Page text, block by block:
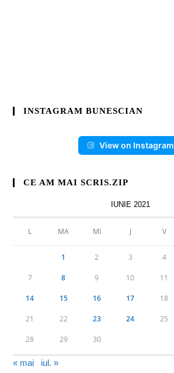
INSTAGRAM BUNESCIAN
View on Instagram
CE AM MAI SCRIS.ZIP
IUNIE 2021
L MA MI J V
1 2 3 4
7 8 9 10 11
14 15 16 17 18
21 22 23 24 25
28 29 30
« mai iul. »